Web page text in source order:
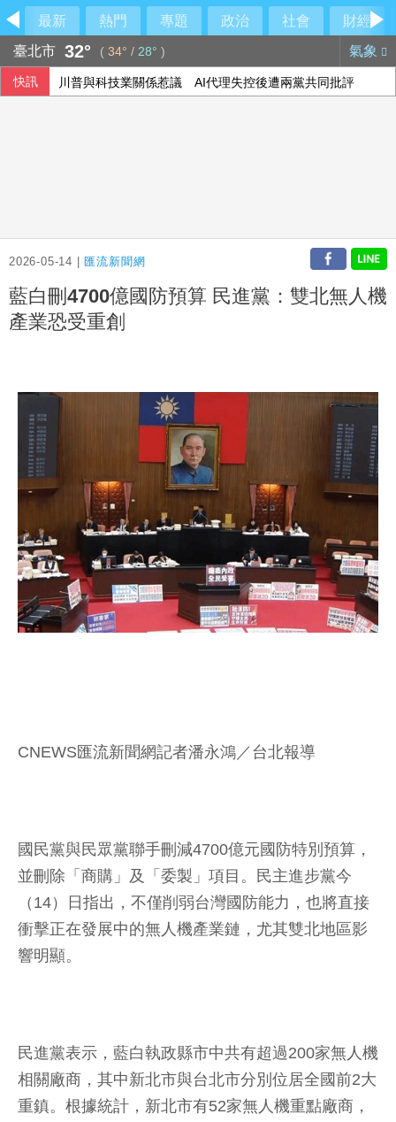
最新 熱門 專題 政治 社會
財經
臺北市 32° ( 34° / 28° ) 氣象
快訊 川普與科技業關係惹議 AI代理失控後遭兩黨共同批評
2026-05-14 | 匯流新聞網
藍白刪4700億國防預算 民進黨：雙北無人機
產業恐受重創
CNEWS匯流新聞網記者潘永鴻／台北報導
國民黨與民眾黨聯手刪減4700億元國防特別預算，
並刪除「商購」及「委製」項目。民主進步黨今
（14）日指出，不僅削弱台灣國防能力，也將直接
衝擊正在發展中的無人機產業鏈，尤其雙北地區影
響明顯。
民進黨表示，藍白執政縣市中共有超過200家無人機
相關廠商，其中新北市與台北市分別位居全國前2大
重鎮。根據統計，新北市有52家無人機重點廠商，